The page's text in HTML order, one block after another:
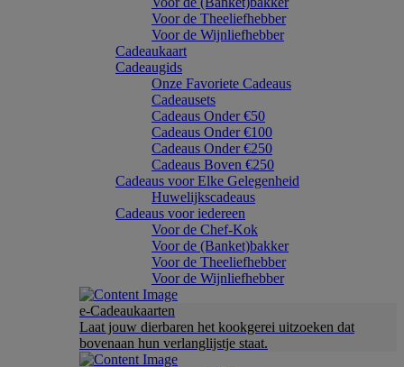
Voor de Theeliefhebber
Voor de Wijnliefhebber
Cadeaukaart
Cadeaugids
Onze Favoriete Cadeaus
Cadeausets
Cadeaus Onder €50
Cadeaus Onder €100
Cadeaus Onder €250
Cadeaus Boven €250
Cadeaus voor Elke Gelegenheid
Huwelijkscadeaus
Cadeaus voor iedereen
Voor de Chef-Kok
Voor de (Banket)bakker
Voor de Theeliefhebber
Voor de Wijnliefhebber
e-Cadeaukaarten
Laat jouw dierbaren het kookgerei uitzoeken dat
bovenaan hun verlanglijstje staat.